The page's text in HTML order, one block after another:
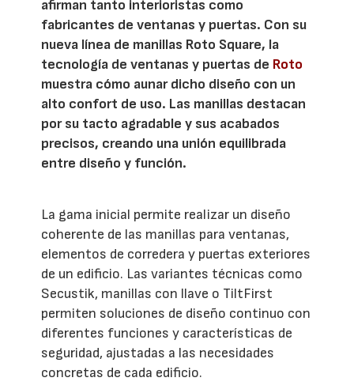
afirman tanto interioristas como
fabricantes de ventanas y puertas. Con su
nueva línea de manillas Roto Square, la
tecnología de ventanas y puertas de Roto
muestra cómo aunar dicho diseño con un
alto confort de uso. Las manillas destacan
por su tacto agradable y sus acabados
precisos, creando una unión equilibrada
entre diseño y función.
La gama inicial permite realizar un diseño
coherente de las manillas para ventanas,
elementos de corredera y puertas exteriores
de un edificio. Las variantes técnicas como
Secustik, manillas con llave o TiltFirst
permiten soluciones de diseño continuo con
diferentes funciones y características de
seguridad, ajustadas a las necesidades
concretas de cada edificio.